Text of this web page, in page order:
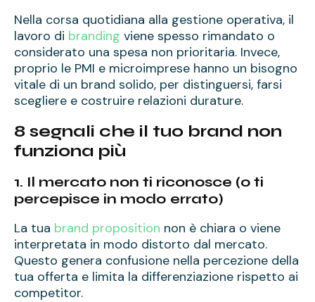
Nella corsa quotidiana alla gestione operativa, il
lavoro di branding viene spesso rimandato o
considerato una spesa non prioritaria. Invece,
proprio le PMI e microimprese hanno un bisogno
vitale di un brand solido, per distinguersi, farsi
scegliere e costruire relazioni durature.
8 segnali che il tuo brand non
funziona più
1. Il mercato non ti riconosce (o ti
percepisce in modo errato)
La tua brand proposition non è chiara o viene
interpretata in modo distorto dal mercato.
Questo genera confusione nella percezione della
tua offerta e limita la differenziazione rispetto ai
competitor.